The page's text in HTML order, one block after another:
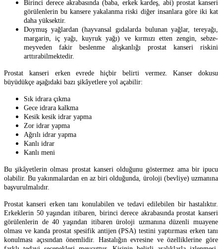
Birinci derece akrabasında (baba, erkek kardeş, abi) prostat kanseri
görülenlerin bu kansere yakalanma riski diğer insanlara göre iki kat
daha yüksektir.
Doymuş yağlardan (hayvansal gıdalarda bulunan yağlar, tereyağı,
margarin, iç yağı, kuyruk yağı) ve kırmızı etten zengin, sebze-
meyveden fakir beslenme alışkanlığı prostat kanseri riskini
arttırabilmektedir.
Prostat kanseri erken evrede hiçbir belirti vermez. Kanser dokusu
büyüdükçe aşağıdaki bazı şikâyetlere yol açabilir:
Sık idrara çıkma
Gece idrara kalkma
Kesik kesik idrar yapma
Zor idrar yapma
Ağrılı idrar yapma
Kanlı idrar
Kanlı meni
Bu şikâyetlerin olması prostat kanseri olduğunu göstermez ama bir ipucu
olabilir. Bu yakınmalardan en az biri olduğunda, üroloji (bevliye) uzmanına
başvurulmalıdır.
Prostat kanseri erken tanı konulabilen ve tedavi edilebilen bir hastalıktır.
Erkeklerin 50 yaşından itibaren, birinci derece akrabasında prostat kanseri
görülenlerin de 40 yaşından itibaren üroloji uzmanına düzenli muayene
olması ve kanda prostat spesifik antijen (PSA) testini yaptırması erken tanı
konulması açısından önemlidir. Hastalığın evresine ve özelliklerine göre